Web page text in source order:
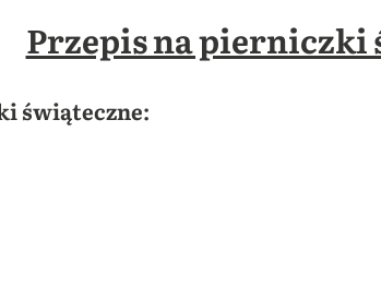
Przepis na pierniczki
świąteczne: